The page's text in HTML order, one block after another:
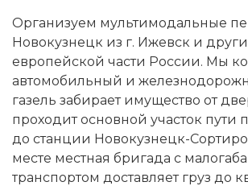
Организуем мультимодальные
Новокузнецк из г. Ижевск и
европейской части России. Мы
автомобильный и
газель забирает имущество от
проходит основной участок пути
до станции Новокузнецк-
месте местная бригада с
транспортом доставляет груз до